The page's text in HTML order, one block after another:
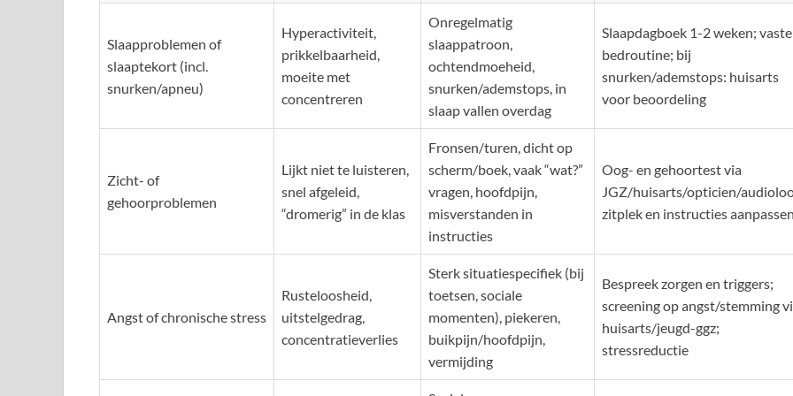
Slaapproblemen of
slaaptekort (incl.
snurken/apneu)
Hyperactiviteit,
prikkelbaarheid,
moeite met
concentreren
Onregelmatig
slaappatroon,
ochtendmoeheid,
snurken/ademstops, in
slaap vallen overdag
Slaapdagboek 1-2 weken; vaste
bedroutine; bij
snurken/ademstops: huisarts
voor beoordeling
Zicht- of
gehoorproblemen
Lijkt niet te luisteren,
snel afgeleid,
“dromerig” in de klas
Fronsen/turen, dicht op
scherm/boek, vaak “wat?”
vragen, hoofdpijn,
misverstanden in
instructies
Oog- en gehoortest via
JGZ/huisarts/opticien/
zitplek en instructies aanpassen
Angst of chronische stress
Rusteloosheid,
uitstelgedrag,
concentratieverlies
Sterk situatiespecifiek (bij
toetsen, sociale
momenten), piekeren,
buikpijn/hoofdpijn,
vermijding
Bespreek zorgen en triggers;
screening op angst/stemming
huisarts/jeugd-ggz;
stressreductie